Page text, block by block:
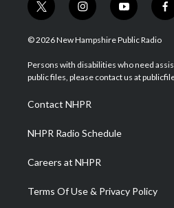
t
w
i
t
e
i
n
s
a
g
a
m
y
o
u
u
b
f
a
b
o
© 2026 New Hampshire Public Radio
Persons with disabilities who need
public files, please contact us at
Contact NHPR
NHPR Radio Schedule
Careers at NHPR
Terms Of Use & Privacy Policy